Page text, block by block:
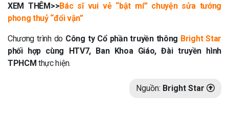
XEM THÊM>>Bác sĩ vui vẻ “bật mí” chuyện sửa tướng
phong thuỷ “đổi vận”
Chương trình do Công ty Cổ phần truyền thông Bright Star
phối hợp cùng HTV7, Ban Khoa Giáo, Đài truyền hình
TPHCM thực hiện.
Nguồn: Bright Star